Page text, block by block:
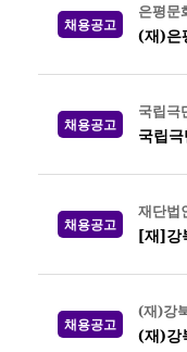
채용공고
은평문
(재)은
채용공고
국립극
국립
채용공고
재단법
[재]강
채용공고
(재)강
(재)강